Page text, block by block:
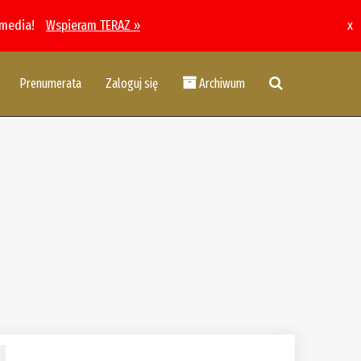
Wspieram TERAZ » x
Prenumerata Zaloguj się Archiwum